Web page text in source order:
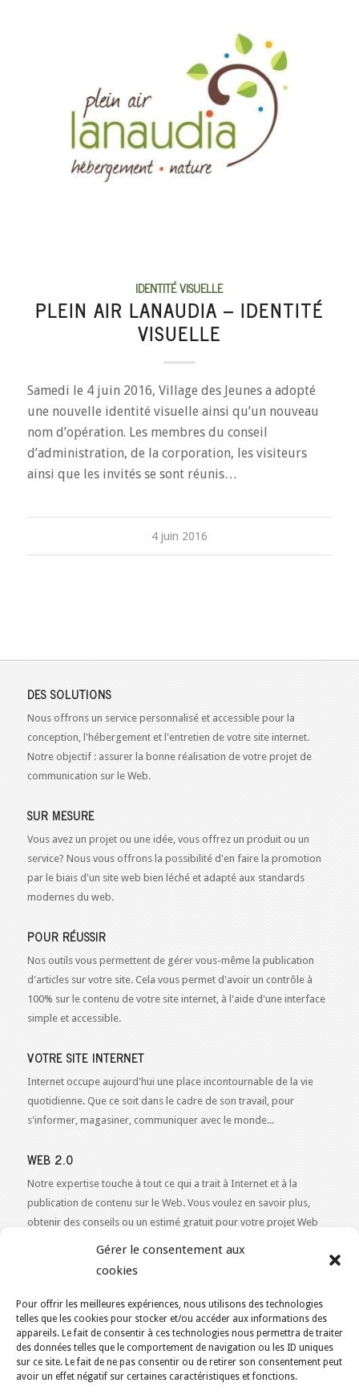
Gérer le consentement aux
cookies
Pour offrir les meilleures expériences, nous utilisons des technologies
telles que les cookies pour stocker et/ou accéder aux informations des
appareils. Le fait de consentir à ces technologies nous permettra de traiter
des données telles que le comportement de navigation ou les ID uniques
sur ce site. Le fait de ne pas consentir ou de retirer son consentement peut
avoir un effet négatif sur certaines caractéristiques et fonctions.
IDENTITÉ VISUELLE
PLEIN AIR LANAUDIA – IDENTITÉ
VISUELLE
Samedi le 4 juin 2016, Village des Jeunes a adopté
une nouvelle identité visuelle ainsi qu’un nouveau
nom d’opération. Les membres du conseil
d’administration, de la corporation, les visiteurs
ainsi que les invités se sont réunis…
4 juin 2016
DES SOLUTIONS
Nous offrons un service personnalisé et accessible pour la
conception, l'hébergement et l'entretien de votre site internet.
Notre objectif : assurer la bonne réalisation de votre projet de
communication sur le Web.
SUR MESURE
Vous avez un projet ou une idée, vous offrez un produit ou un
service? Nous vous offrons la possibilité d'en faire la promotion
par le biais d'un site web bien léché et adapté aux standards
modernes du web.
POUR RÉUSSIR
Nos outils vous permettent de gérer vous-même la publication
d'articles sur votre site. Cela vous permet d'avoir un contrôle à
100% sur le contenu de votre site internet, à l'aide d'une interface
simple et accessible.
VOTRE SITE INTERNET
Internet occupe aujourd'hui une place incontournable de la vie
quotidienne. Que ce soit dans le cadre de son travail, pour
s'informer, magasiner, communiquer avec le monde...
WEB 2.0
Notre expertise touche à tout ce qui a trait à Internet et à la
publication de contenu sur le Web. Vous voulez en savoir plus,
obtenir des conseils ou un estimé gratuit pour votre projet Web
VOUS ÊTES ICI : ACCUEIL / BLOGUE / VILLAGE DES JEUNES
KAJOOM.CA- SERVICES INTERNET